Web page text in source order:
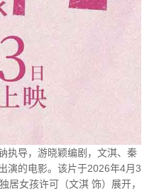
执导，游晓颖编剧，文淇、秦
演的电影。该片于2026年4月3
居女孩许可（文淇 饰）展开，